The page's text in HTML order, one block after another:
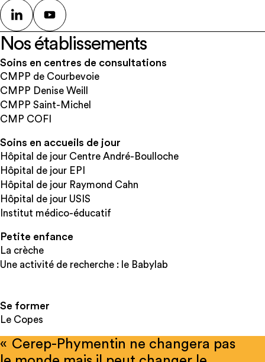
Nos établissements
Soins en centres de consultations
CMPP de Courbevoie
CMPP Denise Weill
CMPP Saint-Michel
CMP COFI
Soins en accueils de jour
Hôpital de jour Centre André-Boulloche
Hôpital de jour EPI
Hôpital de jour Raymond Cahn
Hôpital de jour USIS
Institut médico-éducatif
Petite enfance
La crèche
Une activité de recherche : le Babylab
Se former
Le Copes
« Cerep-Phymentin ne changera pas